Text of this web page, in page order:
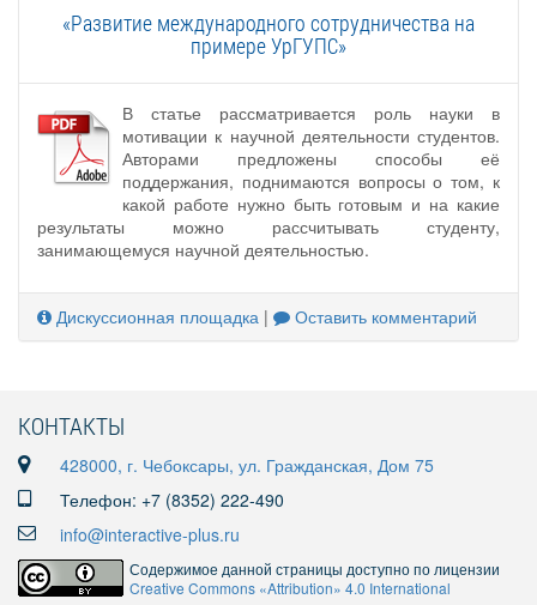
«Развитие международного сотрудничества на
примере УрГУПС»
В статье рассматривается роль науки в
мотивации к научной деятельности студентов.
Авторами предложены способы её
поддержания, поднимаются вопросы о том, к
какой работе нужно быть готовым и на какие
результаты можно рассчитывать студенту,
занимающемуся научной деятельностью.
Дискуссионная площадка | Оставить комментарий
КОНТАКТЫ
428000, г. Чебоксары, ул. Гражданская, Дом 75
Телефон: +7 (8352) 222-490
info@interactive-plus.ru
Содержимое данной страницы доступно по лицензии
Creative Commons «Attribution» 4.0 International